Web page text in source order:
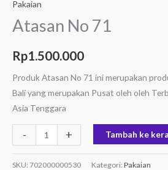
Pakaian
Atasan No 71
Rp1.500.000
Produk Atasan No 71 ini merupakan
Bali yang merupakan Pusat oleh oleh
Asia Tenggara
- + Tambah ke
SKU: 702000000530 Kategori: Pakaian